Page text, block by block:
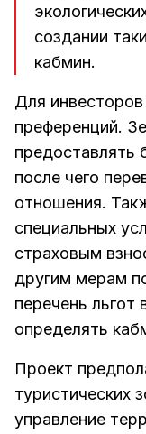
создании
кабмин.
Для
преференций.
предоставлять
после чего
отношения.
специальных
страховым
другим мерам
перечень
определять
Проект
туристических
управление